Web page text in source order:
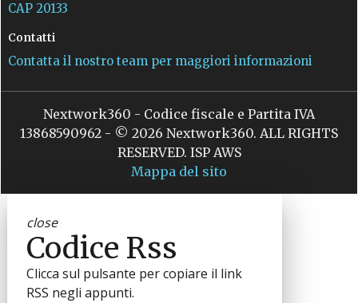
CAP 20133
Contatti
Contatta il nostro team per maggiori informazioni
Nextwork360 - Codice fiscale e Partita IVA
13868590962 - © 2026 Nextwork360. ALL RIGHTS
RESERVED. ISP AWS
Mappa del sito
close
Codice Rss
Clicca sul pulsante per copiare il link
RSS negli appunti.